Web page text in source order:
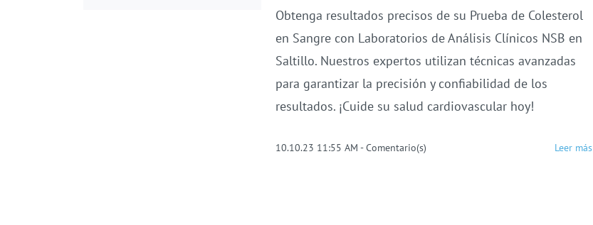
Obtenga resultados precisos de su Prueba de Colesterol
en Sangre con Laboratorios de Análisis Clínicos NSB en
Saltillo. Nuestros expertos utilizan técnicas avanzadas
para garantizar la precisión y confiabilidad de los
resultados. ¡Cuide su salud cardiovascular hoy!
10.10.23 11:55 AM-Comentario(s) Leer más